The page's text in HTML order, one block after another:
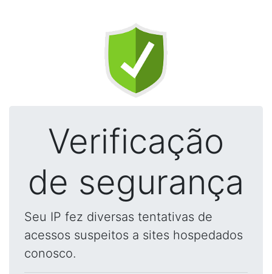
Verificação
de segurança
Seu IP fez diversas tentativas de
acessos suspeitos a sites hospedados
conosco.